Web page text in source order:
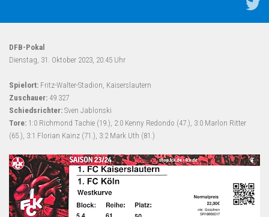
DFB-Pokal
Dienstag, 31. Oktober 2023, 20:45 Uhr
Spielort: Fritz-Walter-Stadion, Kaiserslautern
Zuschauer: 49.327
Schiedsrichter: Sven Jablonski
Tore: 1:0 Richmond Tachie (19.), 2:0 Kenny Redondo (47.), 3:0 Marlon Ritter
(65.), 3:1 Florian Kainz (71.), 3:2 Mark Uth (81.)